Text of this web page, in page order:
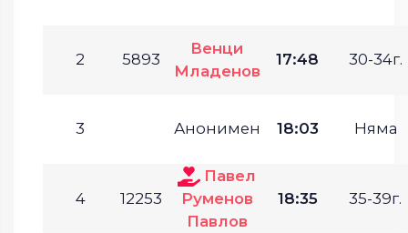
2 5893
Венци
Младенов
17:48 30-34г.
3 Анонимен 18:03 Няма
4 12253
Павел
Руменов
Павлов
18:35 35-39г.